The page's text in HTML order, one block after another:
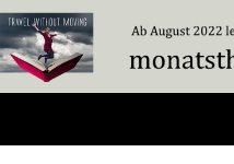
Zum
Inhalt
springen